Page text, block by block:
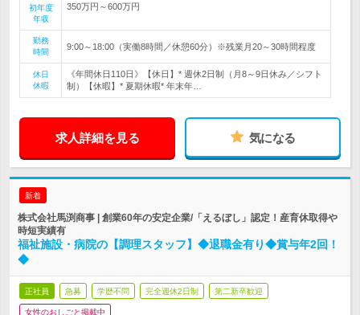
初年度
年収
350万円～600万円
勤務
時間
9:00～18:00（実働8時間／休憩60分）※残業月20～30時間程度
休日
休暇
《年間休日110日》【休日】* 週休2日制（月8～9日休み／シフト
制）【休暇】* 夏期休暇* 年末年…
求人詳細を見る 気になる
新着
株式会社馬渕商事 | 創業60年の安定企業/「えるぼし」認定！産育休取得や
時短実績有
福祉施設・病院の【調理スタッフ】◆退職金有り◆賞与年2回！
◆
正社員 急募 学歴不問 完全週休2日制 第二新卒歓迎
女性のおしごと掲載中